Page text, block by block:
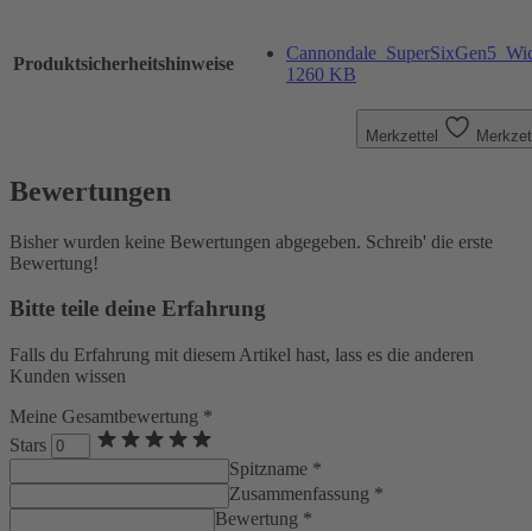
Produktsicherheitshinweise
1260 KB
Merkzettel
Bewertungen
Bisher wurden keine Bewertungen abgegeben. Schreib' die erste
Bewertung!
Bitte teile deine Erfahrung
Falls du Erfahrung mit diesem Artikel hast, lass es die anderen
Kunden wissen
Meine Gesamtbewertung *
Stars
Spitzname *
Zusammenfassung *
Bewertung *